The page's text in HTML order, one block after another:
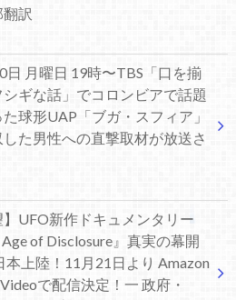
訳
日 月曜日 19時〜TBS「口を揃
シギな話」でコロンビアで話題
球形UAP「ブガ・スフィア」
した男性への直撃取材が放送さ
】UFO新作ドキュメンタリー
Age of Disclosure』真実の幕開
本上陸！11月21日より Amazon
で配信決定！一 政府・